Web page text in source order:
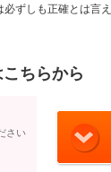
ずしも正確とは言
ちらから
さい